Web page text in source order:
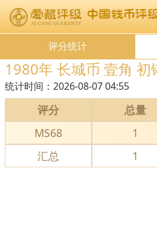
评分统计
1980年 长城币 壹角 初
统计时间： 2026-08-07 04:55
评分 总量
MS68
1
汇总
1